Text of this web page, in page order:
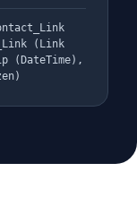
(Link
(DateTime),